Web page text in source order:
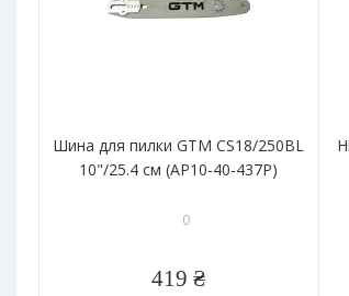
Шина для пилки GTM CS18/250BL
10"/25.4 см (AP10-40-437P)
0
419 ₴